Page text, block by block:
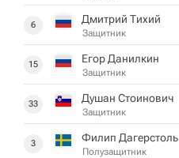
6 Дмитрий Тихий
Защитник
15 Егор Данилкин
Защитник
33 Душан Стоинович
Защитник
3 Филип Дагерстоль
Полузащитник